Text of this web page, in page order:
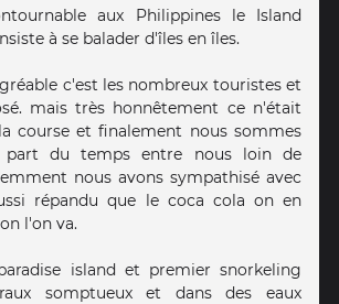
aux Philippines le Island
à se balader d'îles en îles.
c'est les nombreux touristes et
mais très honnêtement ce n'était
course et finalement nous sommes
part du temps entre nous loin de
nous avons sympathisé avec
répandu que le coca cola on en
l'on va.
island et premier snorkeling
somptueux et dans des eaux